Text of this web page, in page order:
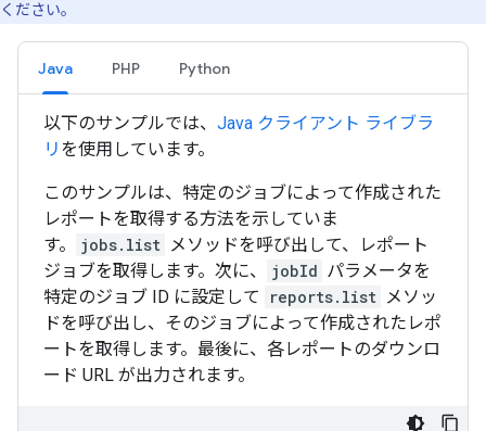
ください。
Java PHP Python
以下のサンプルでは、 Java クライアント ライブラ
リ を使用しています。
このサンプルは、特定のジョブによって作成された
レポートを取得する方法を示していま
す。
jobs.list メソッドを呼び出して、レポート
ジョブを取得します。次に、
jobId パラメータを
特定のジョブ ID に設定して
reports.list メソッ
ドを呼び出し、そのジョブによって作成されたレポ
ートを取得します。最後に、各レポートのダウンロ
ード URL が出力されます。